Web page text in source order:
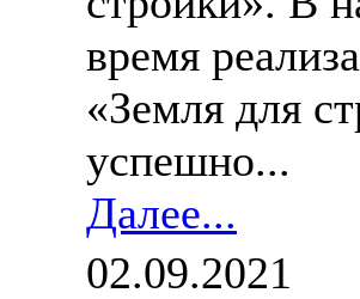
время
«Земля для
успешно...
Далее...
02.09.2021